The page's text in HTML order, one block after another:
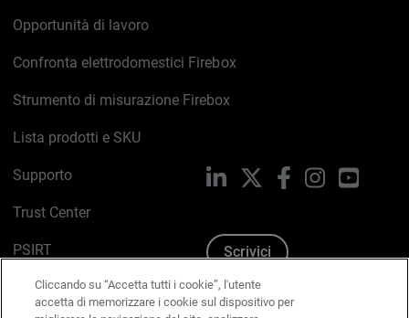
Opportunità di lavoro
Confronta elettrodomestici Firebox
Strumento di misurazione Firebox
Lista prodotti e SKU
Supporto
Trust Center
PSIRT
Politica sui cookie
LinkedIn FacebookInstagram
Scrivici
Cliccando su “Accetta tutti i cookie”, l'utente
accetta di memorizzare i cookie sul dispositivo per